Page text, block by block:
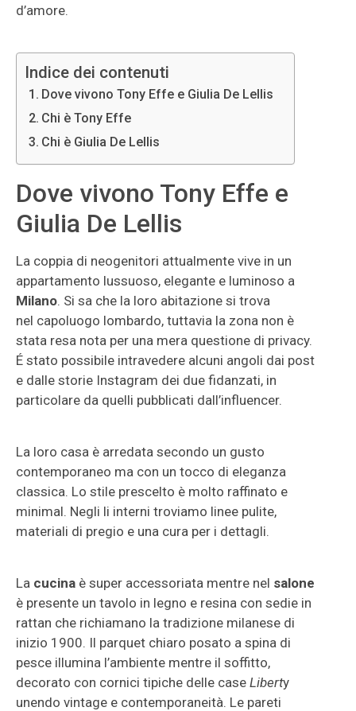
d’amore.
Indice dei contenuti
Dove vivono Tony Effe e Giulia De Lellis
Chi è Tony Effe
Chi è Giulia De Lellis
Dove vivono Tony Effe e
Giulia De Lellis
La coppia di neogenitori attualmente vive in un
appartamento lussuoso, elegante e luminoso a
Milano. Si sa che la loro abitazione si trova
nel capoluogo lombardo, tuttavia la zona non è
stata resa nota per una mera questione di privacy.
É stato possibile intravedere alcuni angoli dai post
e dalle storie Instagram dei due fidanzati, in
particolare da quelli pubblicati dall’influencer.
La loro casa è arredata secondo un gusto
contemporaneo ma con un tocco di eleganza
classica. Lo stile prescelto è molto raffinato e
minimal. Negli li interni troviamo linee pulite,
materiali di pregio e una cura per i dettagli.
La cucina è super accessoriata mentre nel salone
è presente un tavolo in legno e resina con sedie in
rattan che richiamano la tradizione milanese di
inizio 1900. Il parquet chiaro posato a spina di
pesce illumina l’ambiente mentre il soffitto,
decorato con cornici tipiche delle case Liberty
unendo vintage e contemporaneità. Le pareti